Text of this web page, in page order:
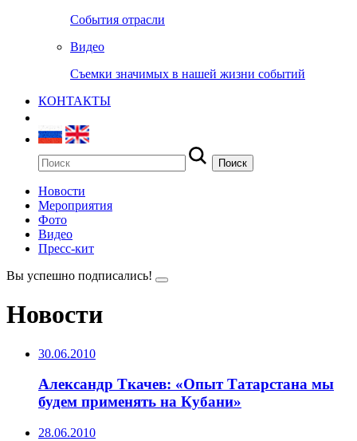
События отрасли
Видео
Съемки значимых в нашей жизни событий
КОНТАКТЫ
Новости
Мероприятия
Фото
Видео
Пресс-кит
Вы успешно подписались!
Новости
30.06.2010
Александр Ткачев: «Опыт Татарстана мы
будем применять на Кубани»
28.06.2010